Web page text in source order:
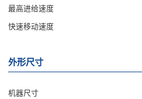
最高进给速度
快速移动速度
外形尺寸
机器尺寸